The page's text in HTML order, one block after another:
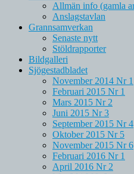
Allmän info (gamla
Anslagstavlan
Grannsamverkan
Senaste nytt
Stöldrapporter
Bildgalleri
Sjögestadbladet
November 2014 Nr 1
Februari 2015 Nr 1
Mars 2015 Nr 2
Juni 2015 Nr 3
September 2015 Nr 4
Oktober 2015 Nr 5
November 2015 Nr 6
Februari 2016 Nr 1
April 2016 Nr 2